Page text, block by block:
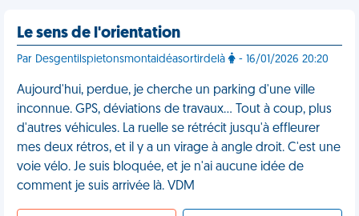
Le sens de l'orientation
Par Desgentilspietonsmontaidéasortirdelà - 16/01/2026 20:20
Aujourd'hui, perdue, je cherche un parking d'une ville
inconnue. GPS, déviations de travaux… Tout à coup, plus
d'autres véhicules. La ruelle se rétrécit jusqu'à effleurer
mes deux rétros, et il y a un virage à angle droit. C'est une
voie vélo. Je suis bloquée, et je n'ai aucune idée de
comment je suis arrivée là. VDM